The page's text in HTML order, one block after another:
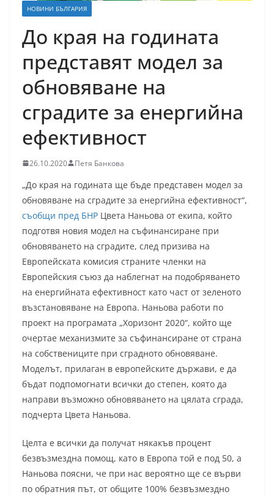
НОВИНИ БЪЛГАРИЯ
До края на годината
представят модел за
обновяване на
сградите за енергийна
ефективност
26.10.2020 Петя Банкова
„До края на годината ще бъде представен модел за
обновяване на сградите за енергийна ефективност“,
съобщи пред БНР Цвета Наньова от екипа, който
подготвя новия модел на съфинансиране при
обновяването на сградите, след призива на
Европейската комисия страните членки на
Европейския съюз да наблегнат на подобряването
на енергийната ефективност като част от зеленото
възстановяване на Европа. Наньова работи по
проект на програмата „Хоризонт 2020“, който ще
очертае механизмите за съфинансиране от страна
на собствениците при сградното обновяване.
Моделът, прилаган в европейските държави, е да
бъдат подпомогнати всички до степен, която да
направи възможно обновяването на цялата сграда,
подчерта Цвета Наньова.
Целта е всички да получат някакъв процент
безвъзмездна помощ, като в Европа той е под 50, а
Наньова поясни, че при нас вероятно ще се върви
по обратния път, от общите 100% безвъзмездно